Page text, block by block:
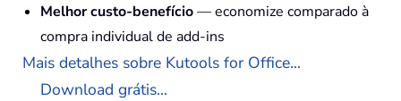
Melhor custo-benefício— economize comparado à
compra individual de add-ins
Mais detalhes sobre Kutools for Office...
Download grátis...